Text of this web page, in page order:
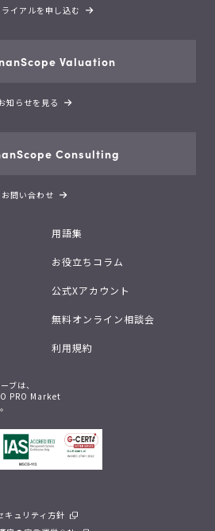
イアルを申し込む
Valuation
知らせを見る
Consulting
お問い合わせ
用語集
お役立ちコラム
公式Xアカウント
無料オンライン相談会
利用規約
ブは、
PRO Market
キュリティ方針